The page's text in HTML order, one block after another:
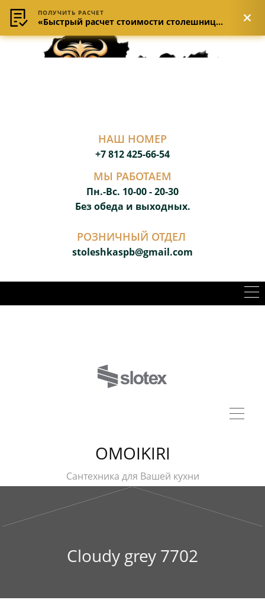
НАШ НОМЕР
+7 812 425-66-54
МЫ РАБОТАЕМ
Пн.-Вс. 10-00 - 20-30
Без обеда и выходных.
РОЗНИЧНЫЙ ОТДЕЛ
stoleshkaspb@gmail.com
OMOIKIRI
Сантехника для Вашей кухни
Cloudy grey 7702
ПОЛУЧИТЬ РАСЧЕТ
«Быстрый расчет стоимости столешницы»